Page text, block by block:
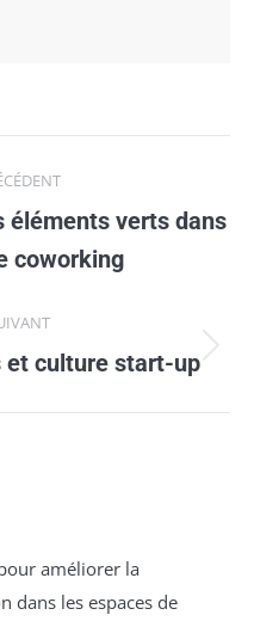
éléments verts dans
coworking
et culture start-up
améliorer la
dans les espaces de